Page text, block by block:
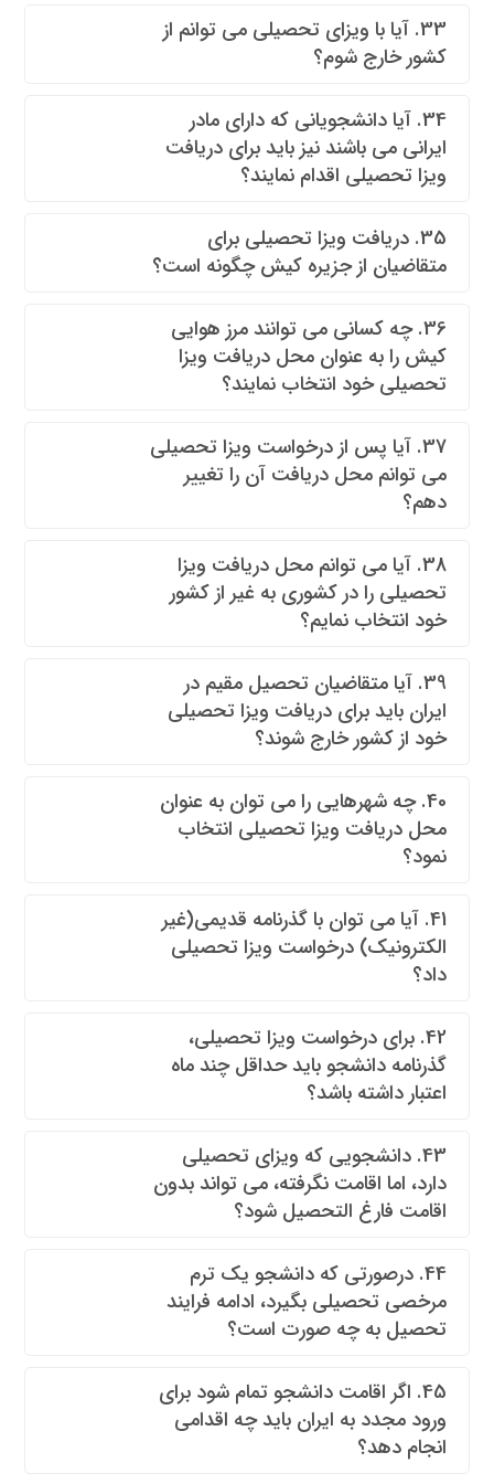
33. آیا با ویزای تحصیلی می توانم از
کشور خارج شوم؟
34. آیا دانشجویانی که دارای مادر
ایرانی می باشند نیز باید برای دریافت
ویزا تحصیلی اقدام نمایند؟
35. دریافت ویزا تحصیلی برای
متقاضیان از جزیره کیش چگونه است؟
36. چه کسانی می توانند مرز هوایی
کیش را به عنوان محل دریافت ویزا
تحصیلی خود انتخاب نمایند؟
37. آیا پس از درخواست ویزا تحصیلی
می توانم محل دریافت آن را تغییر
دهم؟
38. آیا می توانم محل دریافت ویزا
تحصیلی را در کشوری به غیر از کشور
خود انتخاب نمایم؟
39. آیا متقاضیان تحصیل مقیم در
ایران باید برای دریافت ویزا تحصیلی
خود از کشور خارج شوند؟
40. چه شهرهایی را می توان به عنوان
محل دریافت ویزا تحصیلی انتخاب
نمود؟
41. آیا می توان با گذرنامه قدیمی(غیر
الکترونیک) درخواست ویزا تحصیلی
داد؟
42. برای درخواست ویزا تحصیلی،
گذرنامه دانشجو باید حداقل چند ماه
اعتبار داشته باشد؟
43. دانشجویی که ویزای تحصیلی
دارد، اما اقامت نگرفته، می تواند بدون
اقامت فارغ التحصیل شود؟
44. درصورتی که دانشجو یک ترم
مرخصی تحصیلی بگیرد، ادامه فرایند
تحصیل به چه صورت است؟
45. اگر اقامت دانشجو تمام شود برای
ورود مجدد به ایران باید چه اقدامی
انجام دهد؟